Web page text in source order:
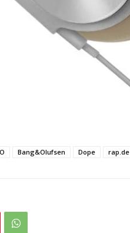
Bang&Olufsen Dope rap.de